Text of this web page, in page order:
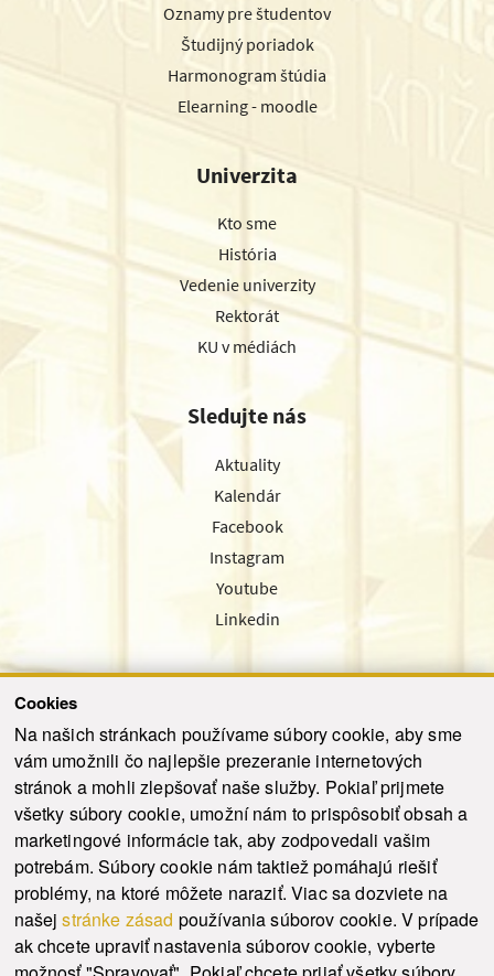
Cookies
Na našich stránkach používame súbory cookie, aby sme
vám umožnili čo najlepšie prezeranie internetových
stránok a mohli zlepšovať naše služby. Pokiaľ prijmete
všetky súbory cookie, umožní nám to prispôsobiť obsah a
marketingové informácie tak, aby zodpovedali vašim
potrebám. Súbory cookie nám taktiež pomáhajú riešiť
problémy, na ktoré môžete naraziť. Viac sa dozviete na
našejstránke zásad používania súborov cookie. V prípade
ak chcete upraviť nastavenia súborov cookie, vyberte
Oznamy pre študentov
Študijný poriadok
Harmonogram štúdia
Elearning - moodle
Univerzita
Kto sme
História
Vedenie univerzity
Rektorát
KU v médiách
Sledujte nás
Aktuality
Kalendár
Facebook
Instagram
Youtube
Linkedin
Odoslať
© 2021-2026 ku.sk. Všetky práva vyhradené. | Ochrana osobných údajov
Vyhlásenie o prístupnosti |
Admin